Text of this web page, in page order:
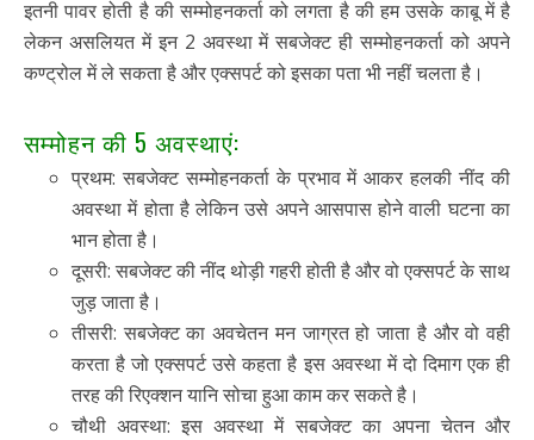
इतनी पावर होती है की सम्मोहनकर्ता को लगता है की हम उसके काबू में है
लेकन असलियत में इन 2 अवस्था में सबजेक्ट ही सम्मोहनकर्ता को अपने
कण्ट्रोल में ले सकता है और एक्सपर्ट को इसका पता भी नहीं चलता है।
सम्मोहन की 5 अवस्थाएं:
प्रथम: सबजेक्ट सम्मोहनकर्ता के प्रभाव में आकर हलकी नींद की
अवस्था में होता है लेकिन उसे अपने आसपास होने वाली घटना का
भान होता है।
दूसरी: सबजेक्ट की नींद थोड़ी गहरी होती है और वो एक्सपर्ट के साथ
जुड़ जाता है।
तीसरी: सबजेक्ट का अवचेतन मन जाग्रत हो जाता है और वो वही
करता है जो एक्सपर्ट उसे कहता है इस अवस्था में दो दिमाग एक ही
तरह की रिएक्शन यानि सोचा हुआ काम कर सकते है।
चौथी अवस्था: इस अवस्था में सबजेक्ट का अपना चेतन और